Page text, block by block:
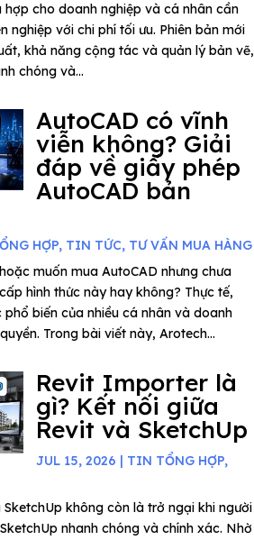
hợp cho doanh nghiệp và cá nhân cần
nghiệp với chi phí tối ưu. Phiên bản mới
khả năng cộng tác và quản lý bản vẽ,
chóng và...
AutoCAD có vĩnh
viễn không? Giải
đáp về giấy phép
AutoCAD bản
HỢP, TIN TỨC, TƯ VẤN MUA HÀNG
muốn mua AutoCAD nhưng chưa
hình thức này hay không? Thực tế,
biến của nhiều cá nhân và doanh
Trong bài viết này, Arotech...
Revit Importer là
gì? Kết nối giữa
Revit và SketchUp
JUL 15, 2026 | TIN TỔNG HỢP,
không còn là trở ngại khi người
nhanh chóng và chính xác. Nhờ